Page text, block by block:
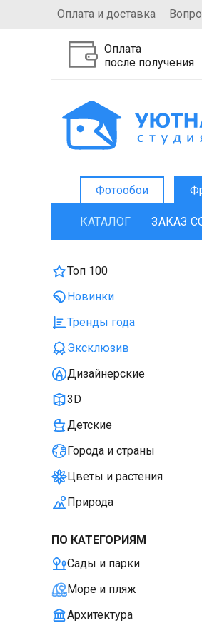
Оплата и доставка
Оплата
после получения
Фотообои
КАТАЛОГ ЗАКАЗ
Топ 100
Новинки
Тренды года
Эксклюзив
Дизайнерские
3D
Детские
Города и страны
Цветы и растения
Природа
ПО КАТЕГОРИЯМ
Сады и парки
Море и пляж
Архитектура